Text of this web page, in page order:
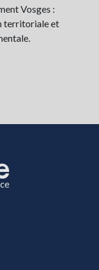
Vosges :
territoriale et